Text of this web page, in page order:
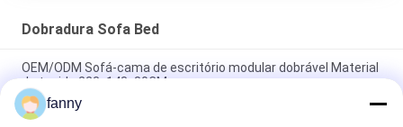
Dobradura Sofa Bed
OEM/ODM Sofá-cama de escritório modular dobrável Material
de tecido 223x143x80CM
Cama dobrável de múltiplos propósitos do sofá 30005, sofá
fanny